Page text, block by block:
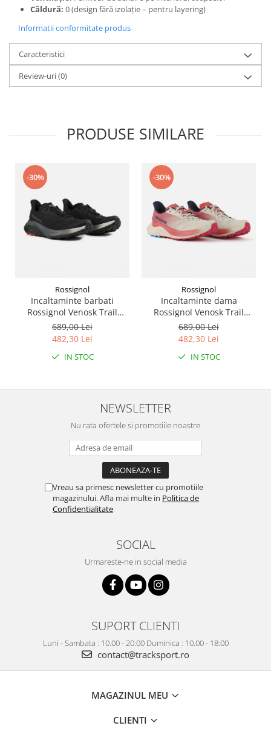
Căldură: 0 (design fără izolație – pentru layering)
Informatii conformitate produs
Caracteristici
Review-uri(0)
PRODUSE SIMILARE
-30%
Rossignol
Incaltaminte barbati
Rossignol Venosk Trail
Running - Black
689,00 Lei
482,30 Lei
IN STOC
-30%
Rossignol
Incaltaminte dama
Rossignol Venosk Trail
Running - Sand pink
689,00 Lei
482,30 Lei
IN STOC
NEWSLETTER
Nu rata ofertele si promotiile noastre
Vreau sa primesc newsletter cu promotiile
magazinului. Afla mai multe in Politica de
Confidentialitate
SOCIAL
Urmareste-ne in social media
SUPORT CLIENTI
Luni - Sambata : 10.00 - 20:00 Duminica : 10.00 - 18:00
contact@tracksport.ro
MAGAZINUL MEU
CLIENTI